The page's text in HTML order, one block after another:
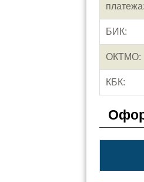
платежа:
БИК:
ОКТМО:
КБК: